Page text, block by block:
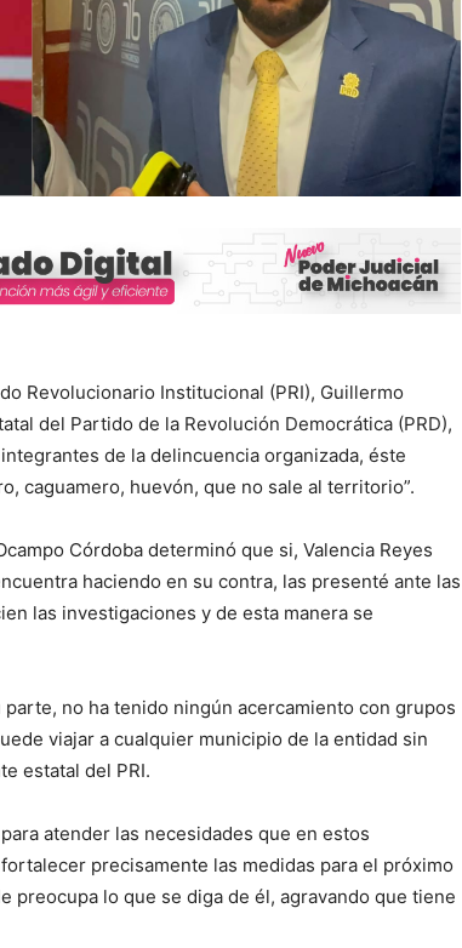
Revolucionario Institucional (PRI), Guillermo
del Partido de la Revolución Democrática (PRD),
de la delincuencia organizada, éste
caguamero, huevón, que no sale al territorio”.
Córdoba determinó que si, Valencia Reyes
haciendo en su contra, las presenté ante las
las investigaciones y de esta manera se
no ha tenido ningún acercamiento con grupos
viajar a cualquier municipio de la entidad sin
estatal del PRI.
atender las necesidades que en estos
precisamente las medidas para el próximo
lo que se diga de él, agravando que tiene